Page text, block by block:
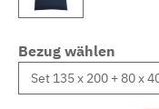
Bezug wählen